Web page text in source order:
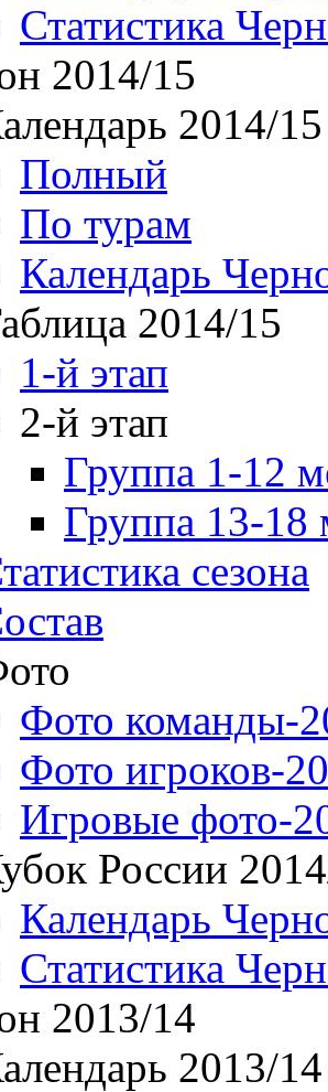
Статистика
2014/15
2014/15
Полный
По турам
Календарь
2014/15
1-й этап
2-й этап
Группа 1-12
Группа 13-18
сезона
Фото команды-
Фото игроков-
Игровые фото-
России
Календарь
Статистика
2013/14
2013/14